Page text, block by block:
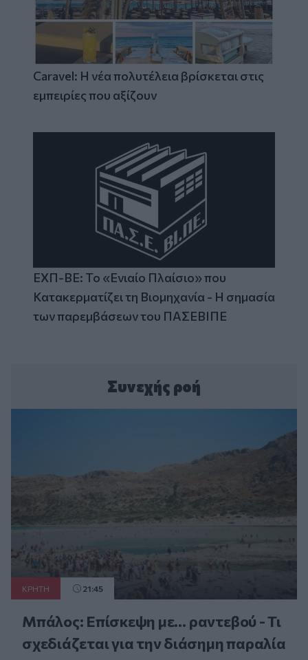
Caravel: Η νέα πολυτέλεια βρίσκεται στις
εμπειρίες που αξίζουν
ΕΧΠ-ΒΕ: Το «Ενιαίο Πλαίσιο» που
Κατακερματίζει τη Βιομηχανία - Η σημασία
των παρεμβάσεων του ΠΑΣΕΒΙΠΕ
Συνεχής ροή
ΚΡΗΤΗ 21:45
Μπάλος: Επίσκεψη με… ραντεβού - Τι
σχεδιάζεται για την διάσημη παραλία